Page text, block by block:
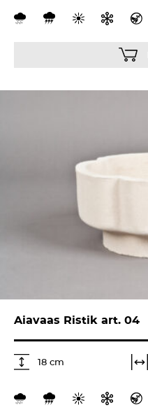
Aiavaas Ristik art. 04
18 cm